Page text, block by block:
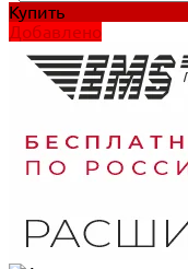
Купить
Добавлено